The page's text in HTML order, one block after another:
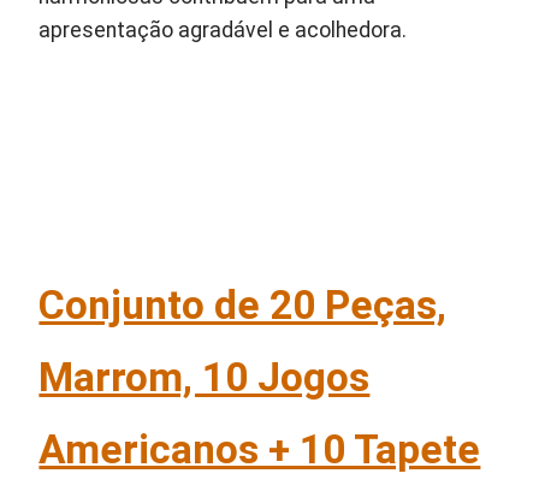
apresentação agradável e acolhedora.
Conjunto de 20 Peças,
Marrom, 10 Jogos
Americanos + 10 Tapete